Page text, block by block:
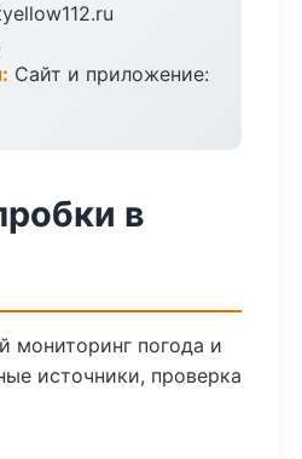
Сайт и приложение:
в
мониторинг погода и
источники, проверка